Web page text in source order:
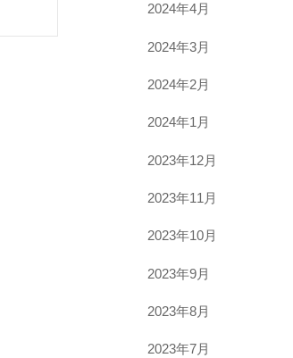
2024年4月
2024年3月
2024年2月
2024年1月
2023年12月
2023年11月
2023年10月
2023年9月
2023年8月
2023年7月